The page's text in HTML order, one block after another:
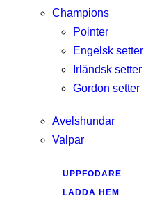
Champions
Pointer
Engelsk setter
Irländsk setter
Gordon setter
Avelshundar
Valpar
UPPFÖDARE
LADDA HEM